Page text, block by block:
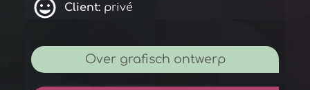
Client: privé
Over grafisch ontwerp